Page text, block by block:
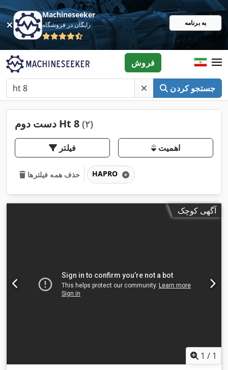
Machineseeker
رایگان در فروشگاه به برنامه
جستجو کردن
فروش
دست دوم Ht 8 (۲)
فیلتر اهمیت
حذف همه فیلترها HAPRO
آگهی کوچک
1 / 1